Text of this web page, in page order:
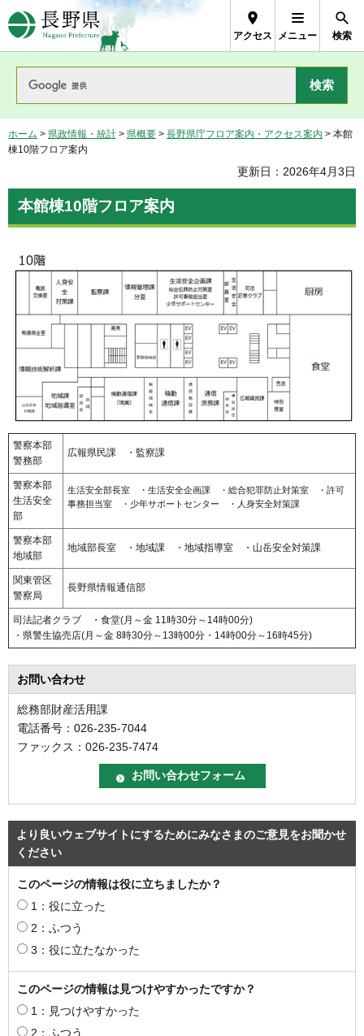
長野県Nagano Prefecture
アクセス メニュー 検索
ホーム > 県政情報・統計 > 県概要 > 長野県庁フロア案内・アクセス案内 > 本館
棟10階フロア案内
更新日：2026年4月3日
本館棟10階フロア案内
警察本部
警務部
広報県民課 ・監察課
警察本部
生活安全
部
生活安全部長室 ・生活安全企画課 ・総合犯罪防止対策室 ・許可
事務担当室 ・少年サポートセンター ・人身安全対策課
警察本部
地域部
地域部長室 ・地域課 ・地域指導室 ・山岳安全対策課
関東管区
警察局
長野県情報通信部
司法記者クラブ ・食堂(月～金 11時30分～14時00分)
・県警生協売店(月～金 8時30分～13時00分・14時00分～16時45分)
お問い合わせ
総務部財産活用課
電話番号：026-235-7044
ファックス：026-235-7474
より良いウェブサイトにするためにみなさまのご意見をお聞かせ
ください
このページの情報は役に立ちましたか？
1：役に立った
2：ふつう
3：役に立たなかった
このページの情報は見つけやすかったですか？
1：見つけやすかった
2：ふつう